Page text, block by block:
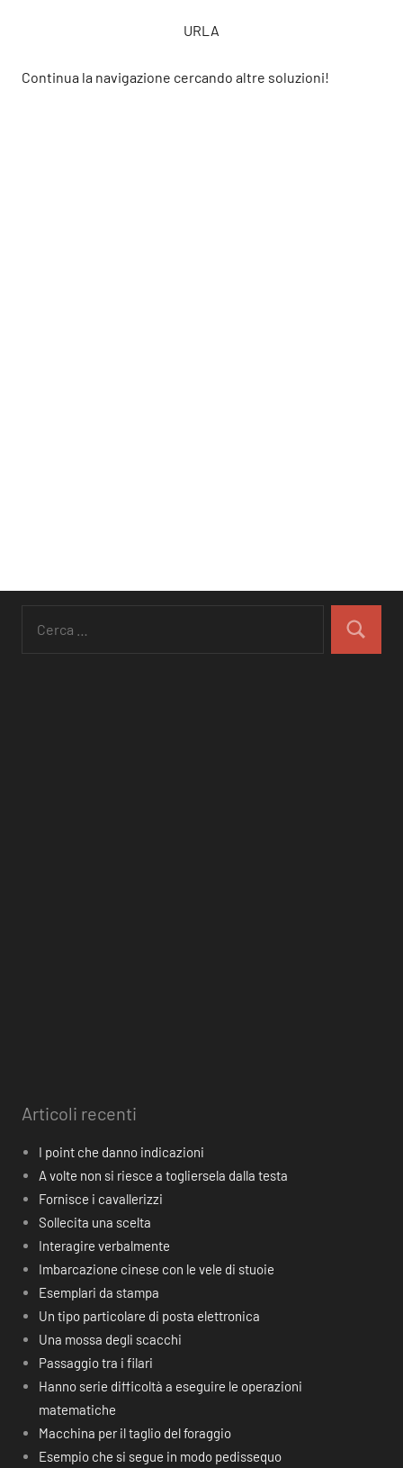
URLA
Continua la navigazione cercando altre soluzioni!
Articoli recenti
I point che danno indicazioni
A volte non si riesce a togliersela dalla testa
Fornisce i cavallerizzi
Sollecita una scelta
Interagire verbalmente
Imbarcazione cinese con le vele di stuoie
Esemplari da stampa
Un tipo particolare di posta elettronica
Una mossa degli scacchi
Passaggio tra i filari
Hanno serie difficoltà a eseguire le operazioni
matematiche
Macchina per il taglio del foraggio
Esempio che si segue in modo pedissequo